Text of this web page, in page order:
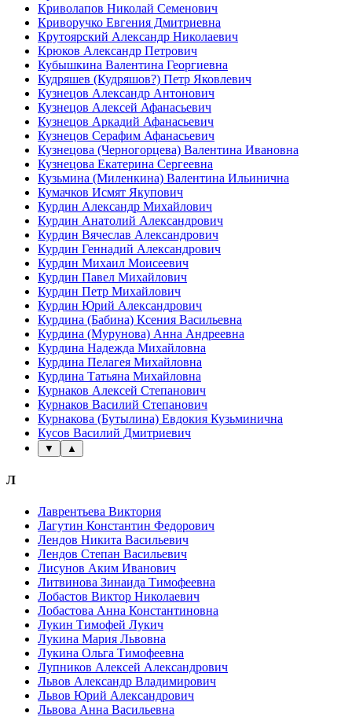
Криволапов Николай Семенович
Криворучко Евгения Дмитриевна
Крутоярский Александр Николаевич
Крюков Александр Петрович
Кубышкина Валентина Георгиевна
Кудряшев (Кудряшов?) Петр Яковлевич
Кузнецов Александр Антонович
Кузнецов Алексей Афанасьевич
Кузнецов Аркадий Афанасьевич
Кузнецов Серафим Афанасьевич
Кузнецова (Черногорцева) Валентина Ивановна
Кузнецова Екатерина Сергеевна
Кузьмина (Миленкина) Валентина Ильинична
Кумачков Исмят Якупович
Курдин Александр Михайлович
Курдин Анатолий Александрович
Курдин Вячеслав Александрович
Курдин Геннадий Александрович
Курдин Михаил Моисеевич
Курдин Павел Михайлович
Курдин Петр Михайлович
Курдин Юрий Александрович
Курдина (Бабина) Ксения Васильевна
Курдина (Мурунова) Анна Андреевна
Курдина Надежда Михайловна
Курдина Пелагея Михайловна
Курдина Татьяна Михайловна
Курнаков Алексей Степанович
Курнаков Василий Степанович
Курнакова (Бутылина) Евдокия Кузьминична
Кусов Василий Дмитриевич
▼ ▲
Л
Лаврентьева Виктория
Лагутин Константин Федорович
Лендов Никита Васильевич
Лендов Степан Васильевич
Лисунов Аким Иванович
Литвинова Зинаида Тимофеевна
Лобастов Виктор Николаевич
Лобастова Анна Константиновна
Лукин Тимофей Лукич
Лукина Мария Львовна
Лукина Ольга Тимофеевна
Лупников Алексей Александрович
Львов Александр Владимирович
Львов Юрий Александрович
Львова Анна Васильевна